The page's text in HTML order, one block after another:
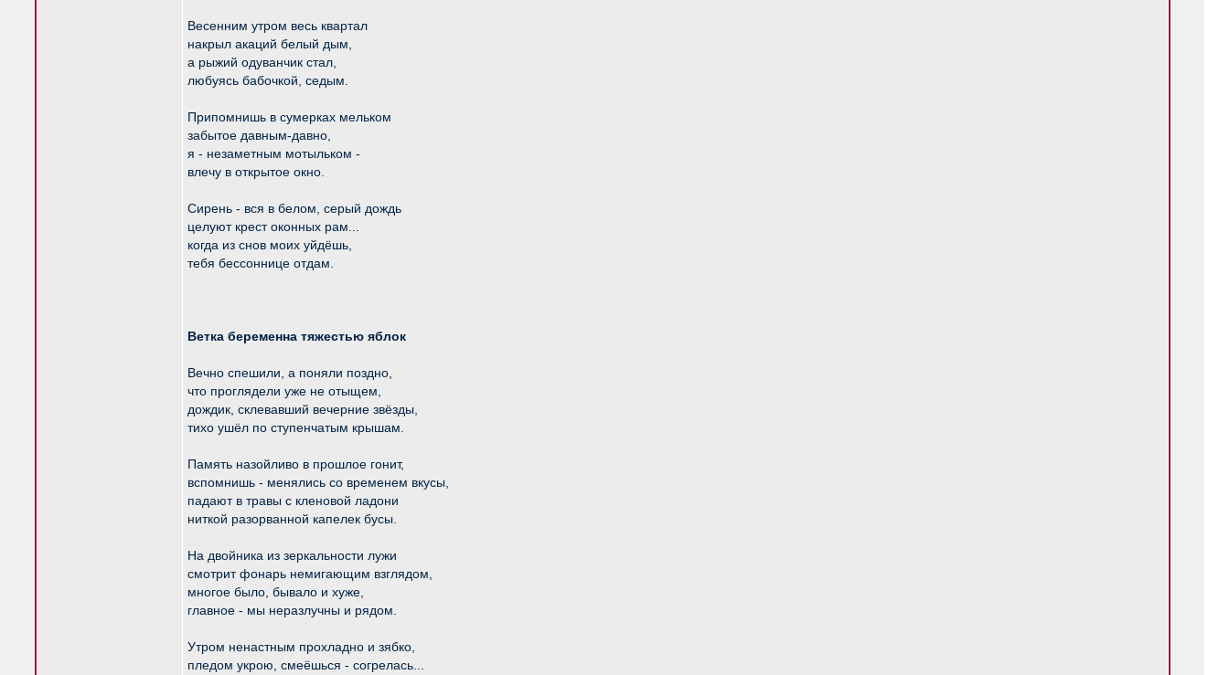
Весенним утром весь квартал
накрыл акаций белый дым,
а рыжий одуванчик стал,
любуясь бабочкой, седым.
Припомнишь в сумерках мельком
забытое давным-давно,
я - незаметным мотыльком -
влечу в открытое окно.
Сирень - вся в белом, серый дождь
целуют крест оконных рам...
когда из снов моих уйдёшь,
тебя бессоннице отдам.
Ветка беременна тяжестью яблок
Вечно спешили, а поняли поздно,
что проглядели уже не отыщем,
дождик, склевавший вечерние звёзды,
тихо ушёл по ступенчатым крышам.
Память назойливо в прошлое гонит,
вспомнишь - менялись со временем вкусы,
падают в травы с кленовой ладони
ниткой разорванной капелек бусы.
На двойника из зеркальности лужи
смотрит фонарь немигающим взглядом,
многое было, бывало и хуже,
главное - мы неразлучны и рядом.
Утром ненастным прохладно и зябко,
пледом укрою, смеёшься - согрелась...